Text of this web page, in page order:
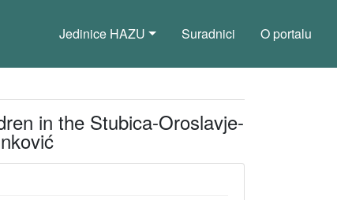
Jedinice HAZU Suradnici O portalu
in the Stubica-Oroslavje-